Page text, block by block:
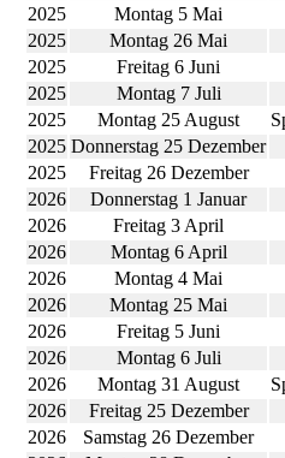
2025
Montag 5 Mai
2025
Montag 26 Mai
2025
Freitag 6 Juni
2025
Montag 7 Juli
2025
Montag 25 August
2025 Donnerstag 25 Dezember
2025
Freitag 26 Dezember
2026
Donnerstag 1 Januar
2026
Freitag 3 April
2026
Montag 6 April
2026
Montag 4 Mai
2026
Montag 25 Mai
2026
Freitag 5 Juni
2026
Montag 6 Juli
2026
Montag 31 August
2026
Freitag 25 Dezember
2026
Samstag 26 Dezember